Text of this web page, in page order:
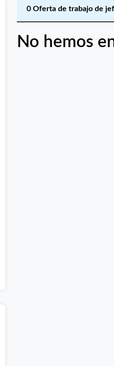
0 Oferta de trabajo de
No hemos